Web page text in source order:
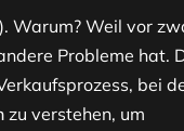
Warum? Weil vor
Probleme hat.
bei
zu verstehen, um